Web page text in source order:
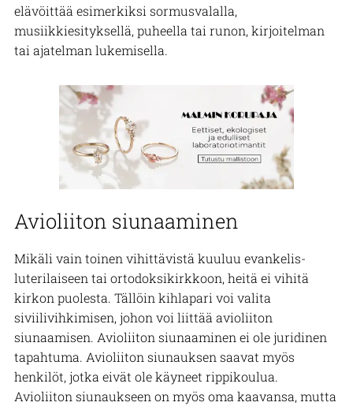
elävöittää esimerkiksi sormusvalalla,
musiikkiesityksellä, puheella tai runon, kirjoitelman
tai ajatelman lukemisella.
Avioliiton siunaaminen
Mikäli vain toinen vihittävistä kuuluu evankelis-
luterilaiseen tai ortodoksikirkkoon, heitä ei vihitä
kirkon puolesta. Tällöin kihlapari voi valita
siviilivihkimisen, johon voi liittää avioliiton
siunaamisen. Avioliiton siunaaminen ei ole juridinen
tapahtuma. Avioliiton siunauksen saavat myös
henkilöt, jotka eivät ole käyneet rippikoulua.
Avioliiton siunaukseen on myös oma kaavansa, mutta